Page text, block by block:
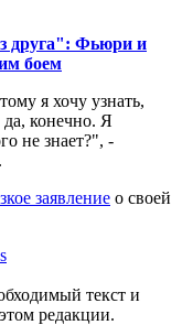
друга": Фьюри и
боем
я хочу узнать,
конечно. Я
не знает?", -
.
заявление о своей
текст и
редакции.